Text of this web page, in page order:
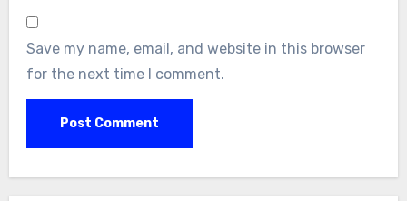
Save my name, email, and website in this browser
for the next time I comment.